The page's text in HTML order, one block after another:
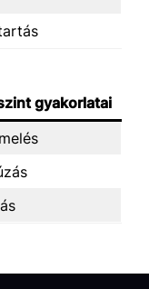
gyakorlatai